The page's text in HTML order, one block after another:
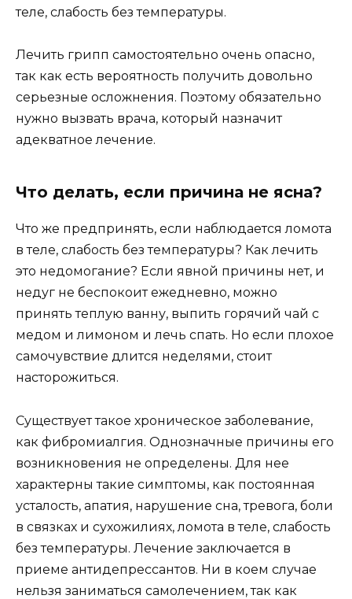
теле, слабость без температуры.
Лечить грипп самостоятельно очень опасно,
так как есть вероятность получить довольно
серьезные осложнения. Поэтому обязательно
нужно вызвать врача, который назначит
адекватное лечение.
Что делать, если причина не ясна?
Что же предпринять, если наблюдается ломота
в теле, слабость без температуры? Как лечить
это недомогание? Если явной причины нет, и
недуг не беспокоит ежедневно, можно
принять теплую ванну, выпить горячий чай с
медом и лимоном и лечь спать. Но если плохое
самочувствие длится неделями, стоит
насторожиться.
Существует такое хроническое заболевание,
как фибромиалгия. Однозначные причины его
возникновения не определены. Для нее
характерны такие симптомы, как постоянная
усталость, апатия, нарушение сна, тревога, боли
в связках и сухожилиях, ломота в теле, слабость
без температуры. Лечение заключается в
приеме антидепрессантов. Ни в коем случае
нельзя заниматься самолечением, так как